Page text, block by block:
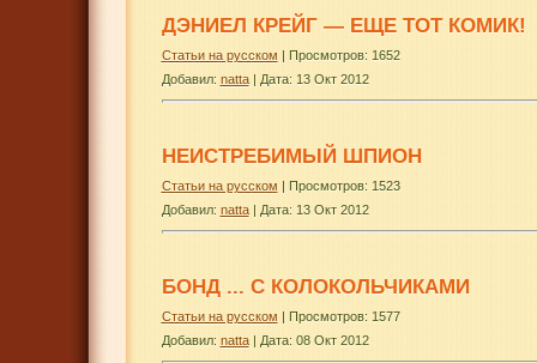
ДЭНИЕЛ КРЕЙГ — ЕЩЕ ТОТ КОМИК!
Статьи на русском | Просмотров: 1652
Добавил: natta| Дата: 13 Окт 2012
НЕИСТРЕБИМЫЙ ШПИОН
Статьи на русском | Просмотров: 1523
Добавил: natta| Дата: 13 Окт 2012
БОНД ... С КОЛОКОЛЬЧИКАМИ
Статьи на русском | Просмотров: 1577
Добавил: natta| Дата: 08 Окт 2012